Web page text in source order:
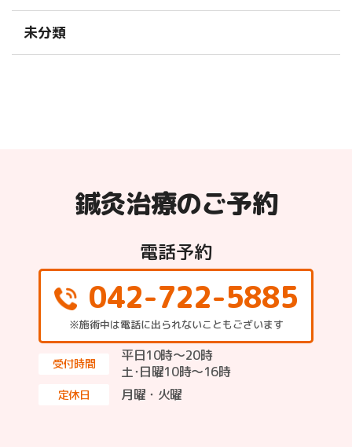
未分類
鍼灸治療のご予約
電話予約
042-722-5885
※施術中は電話に出られないこともございます
受付時間
平日10時～20時
土･日曜10時〜16時
定休日 月曜・火曜